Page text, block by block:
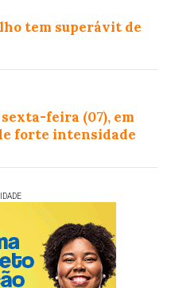
tem superávit de
feira (07), em
forte intensidade